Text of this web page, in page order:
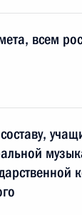
всем